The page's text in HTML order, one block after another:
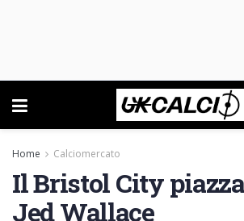
Home Calciomercato
Il Bristol City
Jed Wallace